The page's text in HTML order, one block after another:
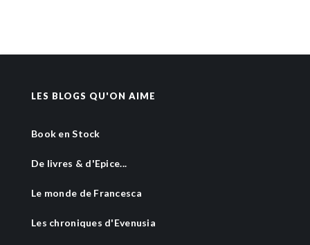
LES BLOGS QU'ON AIME
Book en Stock
De livres & d'Epice...
Le monde de Francesca
Les chroniques d'Evenusia